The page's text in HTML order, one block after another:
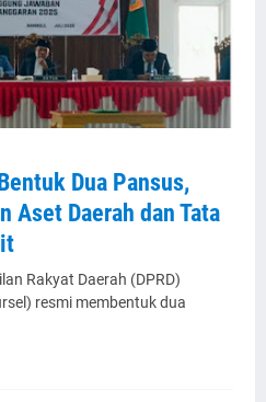
Dua Pansus,
Aset Daerah dan Tata
Rakyat Daerah (DPRD)
resmi membentuk dua